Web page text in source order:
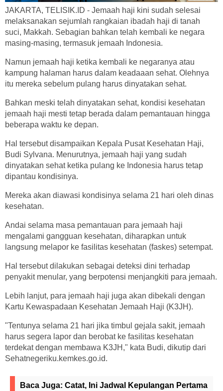
JAKARTA, TELISIK.ID - Jemaah haji kini sudah selesai
melaksanakan sejumlah rangkaian ibadah haji di tanah
suci, Makkah. Sebagian bahkan telah kembali ke negara
masing-masing, termasuk jemaah Indonesia.
Namun jemaah haji ketika kembali ke negaranya atau
kampung halaman harus dalam keadaaan sehat. Olehnya
itu mereka sebelum pulang harus dinyatakan sehat.
Bahkan meski telah dinyatakan sehat, kondisi kesehatan
jemaah haji mesti tetap berada dalam pemantauan hingga
beberapa waktu ke depan.
Hal tersebut disampaikan Kepala Pusat Kesehatan Haji,
Budi Sylvana. Menurutnya, jemaah haji yang sudah
dinyatakan sehat ketika pulang ke Indonesia harus tetap
dipantau kondisinya.
Mereka akan diawasi kondisinya selama 21 hari oleh dinas
kesehatan.
Andai selama masa pemantauan para jemaah haji
mengalami gangguan kesehatan, diharapkan untuk
langsung melapor ke fasilitas kesehatan (faskes) setempat.
Hal tersebut dilakukan sebagai deteksi dini terhadap
penyakit menular, yang berpotensi menjangkiti para jemaah.
Lebih lanjut, para jemaah haji juga akan dibekali dengan
Kartu Kewaspadaan Kesehatan Jemaah Haji (K3JH).
"Tentunya selama 21 hari jika timbul gejala sakit, jemaah
harus segera lapor dan berobat ke fasilitas kesehatan
terdekat dengan membawa K3JH," kata Budi, dikutip dari
Sehatnegeriku.kemkes.go.id.
Baca Juga: Catat, Ini Jadwal Kepulangan Pertama